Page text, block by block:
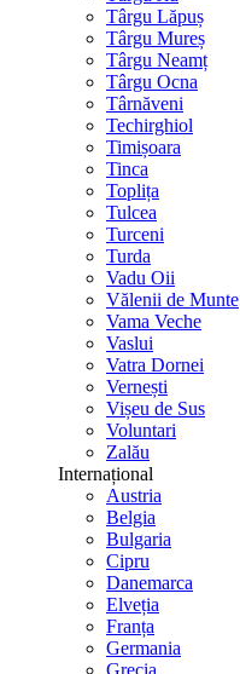
Târgu Lăpuș
Târgu Mureș
Târgu Neamț
Târgu Ocna
Târnăveni
Techirghiol
Timișoara
Tinca
Toplița
Tulcea
Turceni
Turda
Vadu Oii
Vălenii de Munte
Vama Veche
Vaslui
Vatra Dornei
Vernești
Vișeu de Sus
Voluntari
Zalău
Internațional
Austria
Belgia
Bulgaria
Cipru
Danemarca
Elveția
Franța
Germania
Grecia